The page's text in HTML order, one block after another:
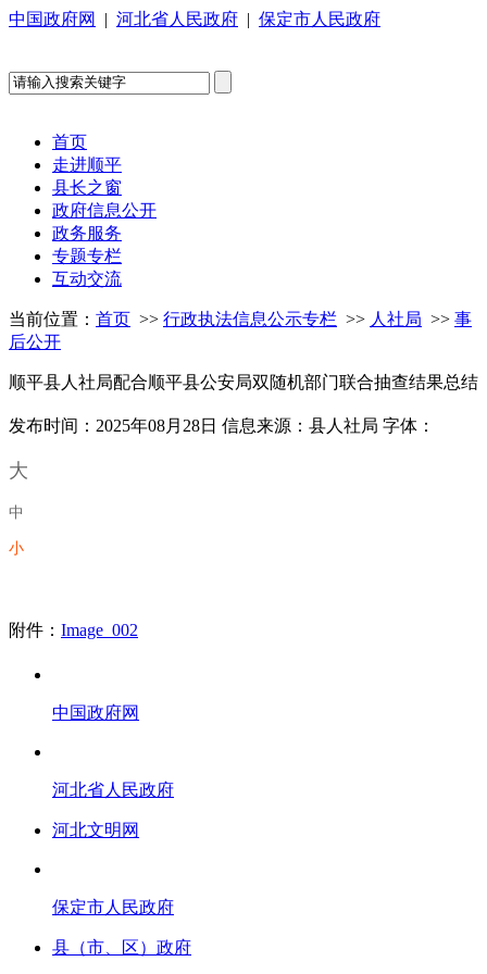
中国政府网 | 河北省人民政府 | 保定市人民政府
首页
走进顺平
县长之窗
政府信息公开
政务服务
专题专栏
互动交流
当前位置： 首页 >> 行政执法信息公示专栏 >> 人社局 >> 事
后公开
顺平县人社局配合顺平县公安局双随机部门联合抽查结果总结
发布时间：2025年08月28日 信息来源：县人社局 字体：
大
中
小
附件： Image_002
中国政府网
河北省人民政府
河北文明网
保定市人民政府
县（市、区）政府